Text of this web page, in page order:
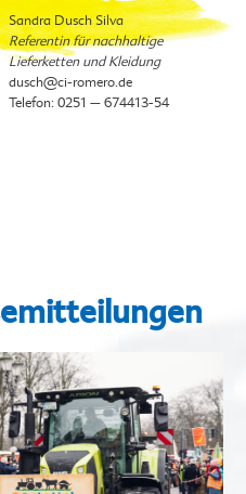
Sandra Dusch Silva
Referentin für nachhaltige
Lieferketten und Kleidung
dusch@ci-romero.de
Telefon: 0251 – 674413-54